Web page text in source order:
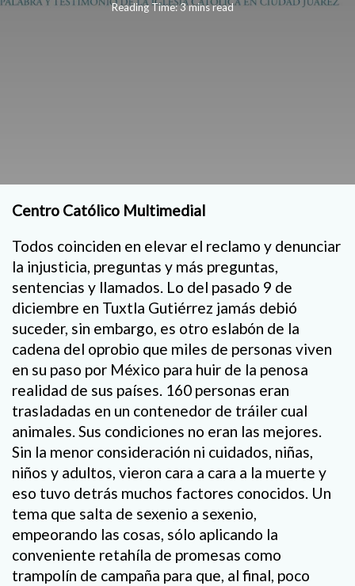
Reading Time: 3 mins read
Centro Católico Multimedial
Todos coinciden en elevar el reclamo y denunciar
la injusticia, preguntas y más preguntas,
sentencias y llamados. Lo del pasado 9 de
diciembre en Tuxtla Gutiérrez jamás debió
suceder, sin embargo, es otro eslabón de la
cadena del oprobio que miles de personas viven
en su paso por México para huir de la penosa
realidad de sus países. 160 personas eran
trasladadas en un contenedor de tráiler cual
animales. Sus condiciones no eran las mejores.
Sin la menor consideración ni cuidados, niñas,
niños y adultos, vieron cara a cara a la muerte y
eso tuvo detrás muchos factores conocidos. Un
tema que salta de sexenio a sexenio,
empeorando las cosas, sólo aplicando la
conveniente retahíla de promesas como
trampolín de campaña para que, al final, poco